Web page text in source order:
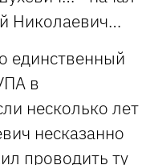
Николаевич…
единственный
в
несколько лет
несказанно
проводить ту